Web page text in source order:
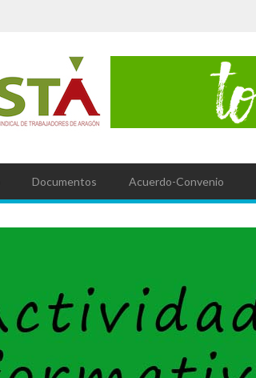
Documentos Acuerdo-Convenio